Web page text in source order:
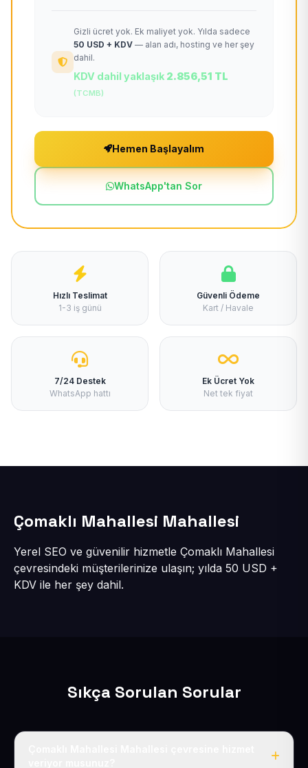
Gizli ücret yok. Ek maliyet yok. Yılda sadece
50 USD + KDV — alan adı, hosting ve her şey
dahil.
KDV dahil yaklaşık 2.856,51 TL
(TCMB)
Hemen Başlayalım
WhatsApp'tan Sor
Hızlı Teslimat
1-3 iş günü
Güvenli Ödeme
Kart / Havale
7/24 Destek
WhatsApp hattı
Ek Ücret Yok
Net tek fiyat
Çomaklı Mahallesi Mahallesi
Yerel SEO ve güvenilir hizmetle Çomaklı Mahallesi
çevresindeki müşterilerinize ulaşın; yılda 50 USD +
KDV ile her şey dahil.
Sıkça Sorulan Sorular